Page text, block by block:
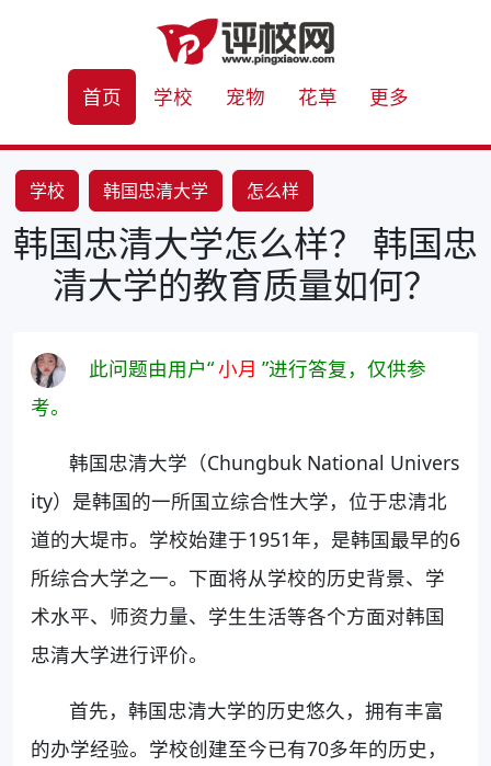
首页 学校 宠物 花草 更多
学校 韩国忠清大学 怎么样
韩国忠清大学怎么样？ 韩国忠
清大学的教育质量如何？
此问题由用户“小月 ”进行答复，仅供参
考。
韩国忠清大学（Chungbuk National Univers
ity）是韩国的一所国立综合性大学，位于忠清北
道的大堤市。学校始建于1951年，是韩国最早的6
所综合大学之一。下面将从学校的历史背景、学
术水平、师资力量、学生生活等各个方面对韩国
忠清大学进行评价。
首先，韩国忠清大学的历史悠久，拥有丰富
的办学经验。学校创建至今已有70多年的历史，